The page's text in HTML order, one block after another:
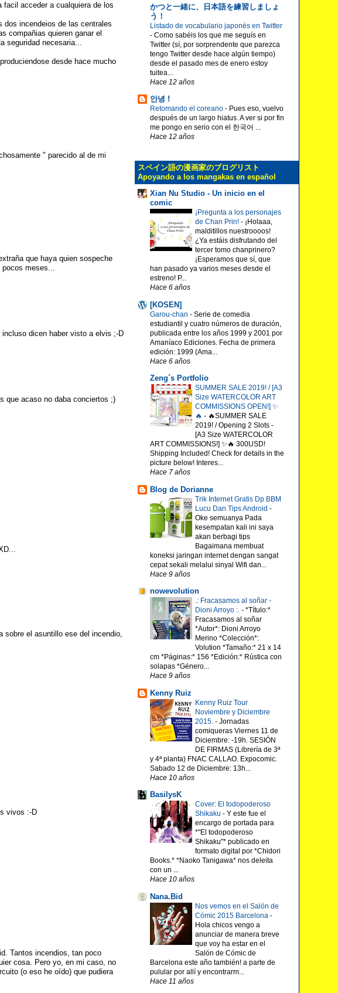
facil acceder a cualquiera de los
dos incendeios de las centrales
compañias quieren ganar el
seguridad necesaria...
desde hace mucho
" parecido al de mi
que haya quien sospeche
meses...
dicen haber visto a elvis ;-D
que acaso no daba conciertos ;)
sobre el asuntillo ese del incendio,
vivos :-D
Tantos incendios, tan poco
cosa. Pero yo, en mi caso, no
(o eso he oído) que pudiera
かつと一緒に、日本語を練習しましょ
う！
Listado de vocabulario japonés en Twitter
- Como sabéis los que me seguís en
Twitter (sí, por sorprendente que parezca
tengo Twitter desde hace algún tiempo)
desde el pasado mes de enero estoy
tuitea...
Hace 12 años
안녕 !
Retomando el coreano - Pues eso, vuelvo
después de un largo hiatus. A ver si por fin
me pongo en serio con el 한국어 ...
Hace 12 años
スペイン語の漫画家のブログリスト
Apoyando a los mangakas en español
Xian Nu Studio - Un inicio en el
comic
¡Pregunta a los personajes
de Chan Prin! - ¡Holaaa,
malditillos nuestroooos!
¿Ya estáis disfrutando del
tercer tomo chanprinero?
¡Esperamos que sí, que
han pasado ya varios meses desde el
estreno! P...
Hace 6 años
[KOSEN]
Garou-chan - Serie de comedia
estudiantil y cuatro números de duración,
publicada entre los años 1999 y 2001 por
Amaníaco Ediciones. Fecha de primera
edición: 1999 (Ama...
Hace 6 años
Zeng´s Portfolio
SUMMER SALE 2019! / [A3
Size WATERCOLOR ART
COMMISSIONS OPEN!] ✨
🔥 - 🔥SUMMER SALE
2019! / Opening 2 Slots -
[A3 Size WATERCOLOR
ART COMMISSIONS!] ✨🔥 300USD!
Shipping Included! Check for details in the
picture below! Interes...
Hace 7 años
Blog de Dorianne
Trik Internet Gratis Dp BBM
Lucu Dan Tips Android -
Oke semuanya Pada
kesempatan kali ini saya
akan berbagi tips
Bagaimana membuat
koneksi jaringan internet dengan sangat
cepat sekali melalui sinyal Wifi dan...
Hace 9 años
nowevolution
.: Fracasamos al soñar -
Dioni Arroyo :. - *Título:*
Fracasamos al soñar
*Autor*: Dioni Arroyo
Merino *Colección*:
Volution *Tamaño:* 21 x 14
cm *Páginas:* 156 *Edición:* Rústica con
solapas *Género...
Hace 9 años
Kenny Ruiz
Kenny Ruiz Tour
Noviembre y Diciembre
2015. - Jornadas
comiqueras Viernes 11 de
Diciembre: -19h. SESIÓN
DE FIRMAS (Librería de 3ª
y 4ª planta) FNAC CALLAO. Expocomic.
Sabado 12 de Diciembre: 13h...
Hace 10 años
BasilysK
Cover: El todopoderoso
Shikaku - Y este fue el
encargo de portada para
*"El todopoderoso
Shikaku"* publicado en
formato digital por *Chidori
Books.* *Naoko Tanigawa* nos deleita
con un ...
Hace 10 años
Nana.Bid
Nos vemos en el Salón de
Cómic 2015 Barcelona -
Hola chicos vengo a
anunciar de manera breve
que voy ha estar en el
Salón de Cómic de
Barcelona este año también! a parte de
pulular por allí y encontrarm...
Hace 11 años